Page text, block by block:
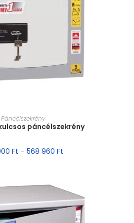
VÁLASZTÁSA
Páncélszekrény
kulcsos páncélszekrény
Ft – 568 960 Ft